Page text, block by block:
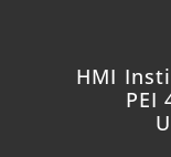
HMI
PEI